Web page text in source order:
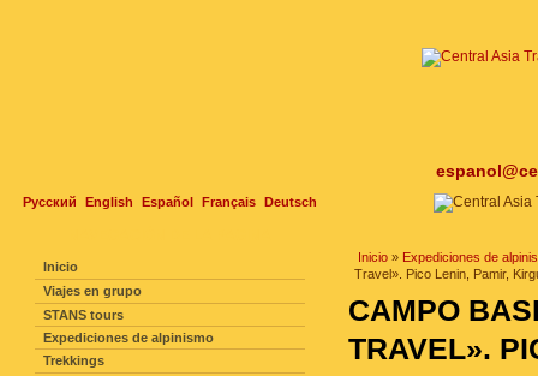
Русский English Español Français Deutsch
Inicio » Expediciones de
Travel». Pico Lenin, Pamir,
CAMPO
TRAVEL».
Inicio
Viajes en grupo
STANS tours
Expediciones de alpinismo
Trekkings